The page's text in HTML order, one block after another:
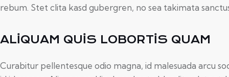
rebum. Stet clita kasd gubergren, no sea takimata
ALIQUAM QUIS LOBORTIS QUAM
Curabitur pellentesque odio magna, id malesuada arcu